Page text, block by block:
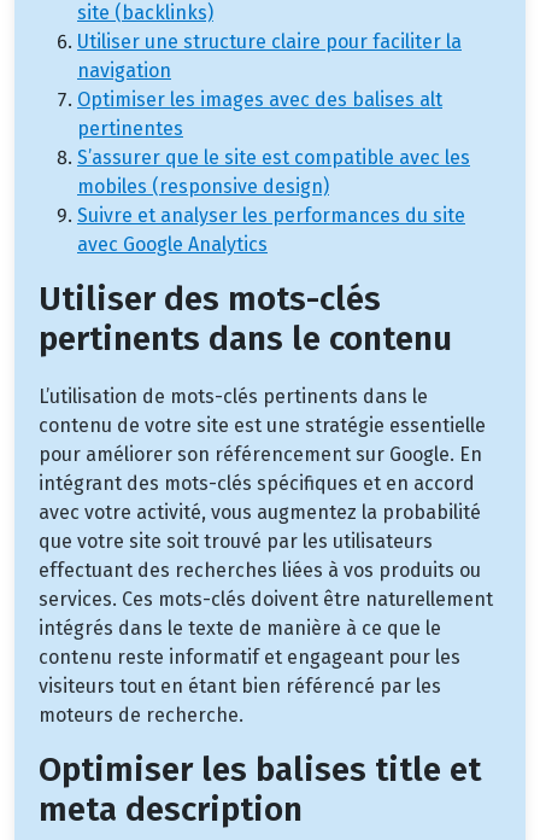
site (backlinks)
Utiliser une structure claire pour faciliter la
navigation
Optimiser les images avec des balises alt
pertinentes
S’assurer que le site est compatible avec les
mobiles (responsive design)
Suivre et analyser les performances du site
avec Google Analytics
Utiliser des mots-clés
pertinents dans le contenu
L’utilisation de mots-clés pertinents dans le
contenu de votre site est une stratégie essentielle
pour améliorer son référencement sur Google. En
intégrant des mots-clés spécifiques et en accord
avec votre activité, vous augmentez la probabilité
que votre site soit trouvé par les utilisateurs
effectuant des recherches liées à vos produits ou
services. Ces mots-clés doivent être naturellement
intégrés dans le texte de manière à ce que le
contenu reste informatif et engageant pour les
visiteurs tout en étant bien référencé par les
moteurs de recherche.
Optimiser les balises title et
meta description